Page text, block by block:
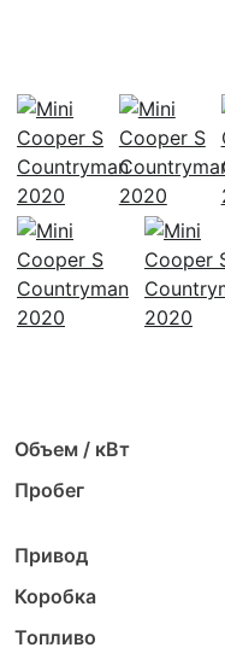
Объем / кВт
Пробег
Привод
Коробка
Топливо